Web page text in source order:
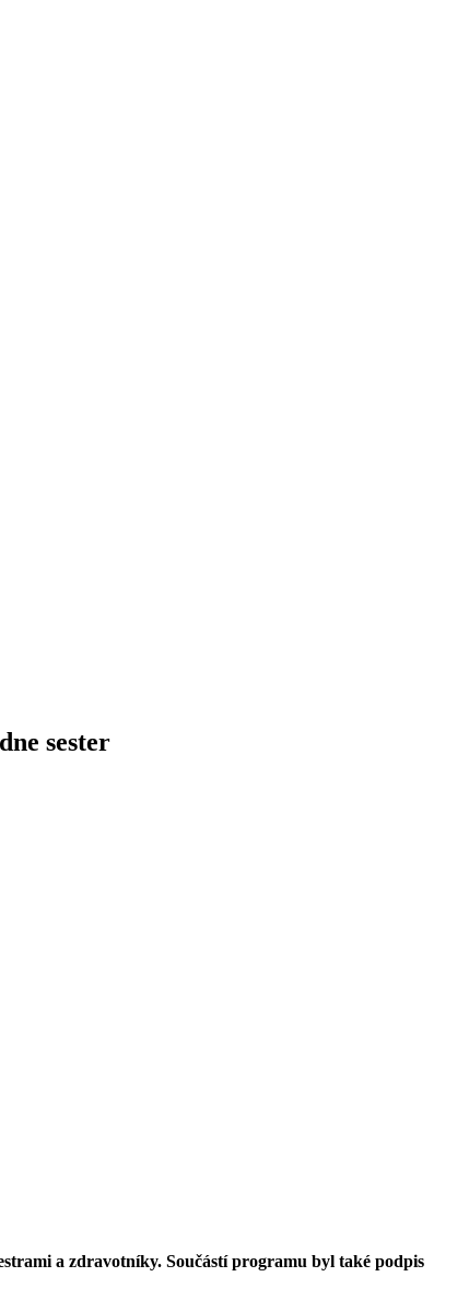
sester
a zdravotníky. Součástí programu byl také podpis